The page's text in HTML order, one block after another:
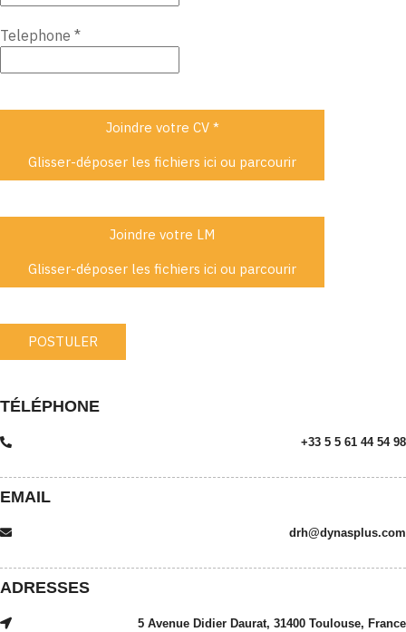
Telephone *
Joindre votre CV *
Glisser-déposer les fichiers ici ou parcourir
Joindre votre LM
Glisser-déposer les fichiers ici ou parcourir
POSTULER
TÉLÉPHONE
+33 5 5 61 44 54 98
EMAIL
drh@dynasplus.com
ADRESSES
5 Avenue Didier Daurat, 31400 Toulouse, France